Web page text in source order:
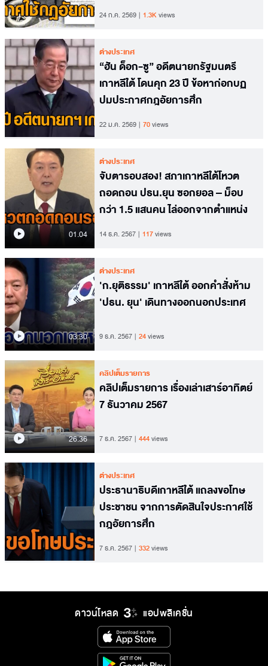
24 ก.ค. 2569 1.3Kviews
ต่างประเทศ
“ฮัน ด็อก-ซู” อดีตนายกรัฐมนตรี
เกาหลีใต้ โดนคุก 23 ปี ข้อหาก่อกบฏ
ปมประกาศกฎอัยการศึก
22 ม.ค. 2569 70views
01.04
ต่างประเทศ
จับตารอบสอง! สภาเกาหลีใต้โหวต
ถอดถอน ปธน.ยุน ซอกยอล – ม็อบ
กว่า 1.5 แสนคน ไล่ออกจากตำแหน่ง
14 ธ.ค. 2567 117views
03.30
ต่างประเทศ
'ก.ยุติธรรม' เกาหลีใต้ ออกคำสั่งห้าม
'ปธน. ยุน' เดินทางออกนอกประเทศ
9 ธ.ค. 2567 24views
26.36
คลิปเต็มรายการ
คลิปเต็มรายการ เรื่องเล่าเสาร์อาทิตย์
7 ธันวาคม 2567
7 ธ.ค. 2567 444views
ต่างประเทศ
ประธานาธิบดีเกาหลีใต้ แถลงขอโทษ
ประชาชน จากการตัดสินใจประกาศใช้
กฎอัยการศึก
7 ธ.ค. 2567 332views
ดาวน์โหลด แอปพลิเคชั่น